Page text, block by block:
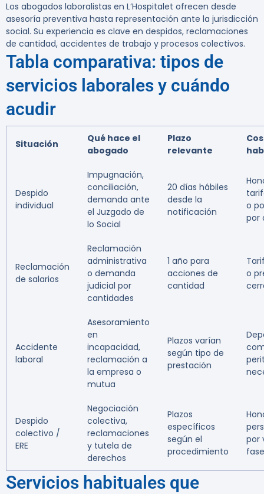
Los abogados laboralistas en L’Hospitalet ofrecen desde
asesoría preventiva hasta representación ante la jurisdicción
social. Su experiencia es clave en despidos, reclamaciones
de cantidad, accidentes de trabajo y procesos colectivos.
Tabla comparativa: tipos de
servicios laborales y cuándo
acudir
Situación
Qué hace el
abogado
Plazo
relevante
Despido
individual
Impugnación,
conciliación,
demanda ante
el Juzgado de
lo Social
20 días hábiles
desde la
notificación
o
por
Reclamación
de salarios
Reclamación
administrativa
o demanda
judicial por
cantidades
1 año para
acciones de
cantidad
o
Accidente
laboral
Asesoramiento
en
incapacidad,
reclamación a
la empresa o
mutua
Plazos varían
según tipo de
prestación
Despido
colectivo /
ERE
Negociación
colectiva,
reclamaciones
y tutela de
derechos
Plazos
específicos
según el
procedimiento
por
fase
Servicios habituales que